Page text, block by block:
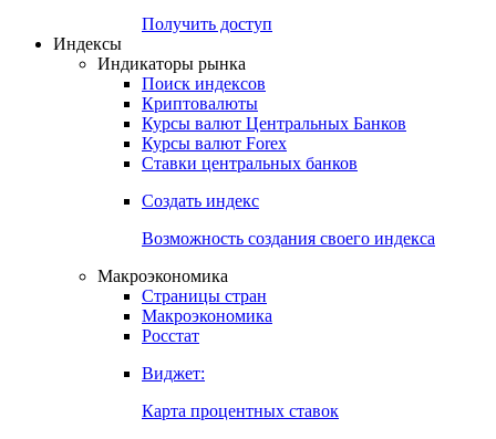
Получить доступ
Индексы
Индикаторы рынка
Поиск индексов
Криптовалюты
Курсы валют Центральных Банков
Курсы валют Forex
Ставки центральных банков
Создать индекс
Возможность создания своего индекса
Макроэкономика
Страницы стран
Макроэкономика
Росстат
Виджет:
Карта процентных ставок